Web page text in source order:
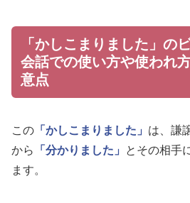
「かしこまりました」の
会話での使い方や使われ
意点
この 「かしこまりました」 は、謙
から
「分かりました」
とその相手
ます。